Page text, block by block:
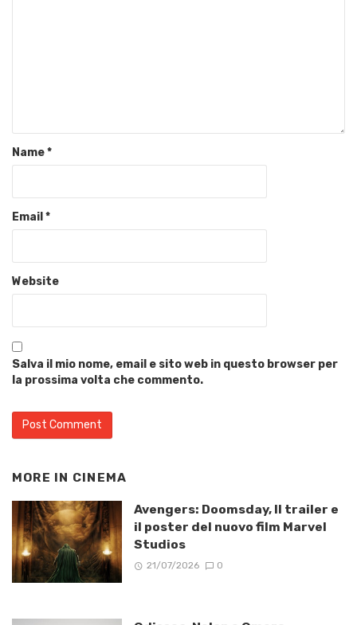
Name*
Email*
Website
Salva il mio nome, email e sito web in questo browser per
la prossima volta che commento.
MORE IN CINEMA
Avengers: Doomsday, Il trailer e
il poster del nuovo film Marvel
Studios
21/07/2026 0